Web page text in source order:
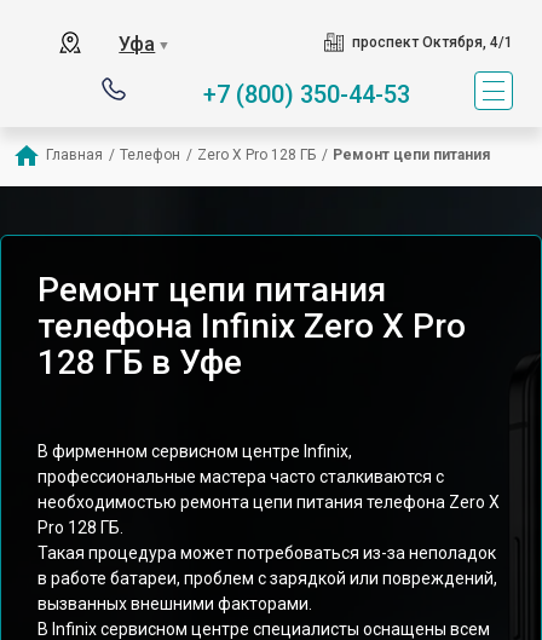
Уфа ▼ проспект Октября, 4/1
+7 (800) 350-44-53
Главная / Телефон / Zero X Pro 128 ГБ / Ремонт цепи питания
Ремонт цепи питания
телефона Infinix Zero X Pro
128 ГБ в Уфе
В фирменном сервисном центре Infinix,
профессиональные мастера часто сталкиваются с
необходимостью ремонта цепи питания телефона Zero X
Pro 128 ГБ.
Такая процедура может потребоваться из-за неполадок
в работе батареи, проблем с зарядкой или повреждений,
вызванных внешними факторами.
В Infinix сервисном центре специалисты оснащены всем